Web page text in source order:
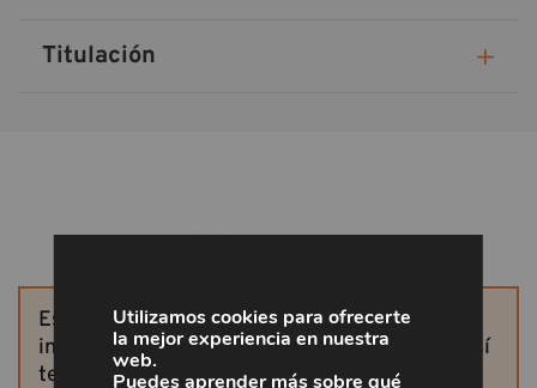
Titulación
¡Solicita tu plaza!
Este curso ya no está disponible. Si te
interesan más cursos, solicita otras plazas, así
te aseguras la participación.
Utilizamos cookies para ofrecerte
la mejor experiencia en nuestra
web.
Puedes aprender más sobre qué